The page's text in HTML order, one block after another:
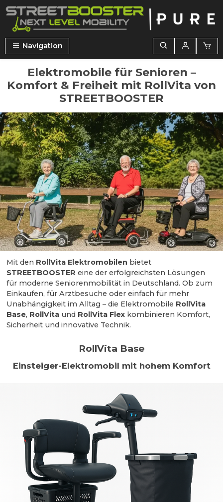
principale
Navigation
Elektromobile für Senioren –
Komfort & Freiheit mit RollVita von
STREETBOOSTER
Mit den RollVita Elektromobilen bietet
STREETBOOSTER eine der erfolgreichsten Lösungen
für moderne Seniorenmobilität in Deutschland. Ob zum
Einkaufen, für Arztbesuche oder einfach für mehr
Unabhängigkeit im Alltag – die Elektromobile RollVita
Base, RollVitaund RollVita Flexkombinieren Komfort,
Sicherheit und innovative Technik.
RollVita Base
Einsteiger-Elektromobil mit hohem Komfort